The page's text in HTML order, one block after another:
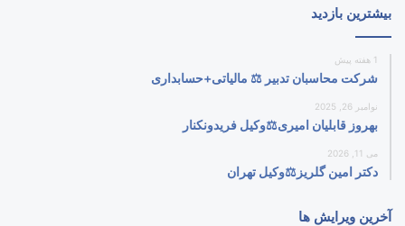
بیشترین بازدید
1 هفته پیش
شرکت محاسبان تدبیر ⚖️ مالیاتی+حسابداری
نوامبر 26, 2025
بهروز قابلیان امیری⚖️وکیل فریدونکنار
می 11, 2026
دکتر امین گلریز⚖️وکیل تهران
آخرین ویرایش ها